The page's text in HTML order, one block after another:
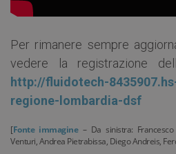
Per rimanere sempre
vedere la registrazione
http://fluidotech-
regione-lombardia-dsf
[Fonte immagine– Da sinistra: Francesco
Venturi, Andrea Pietrabissa, Diego Andreis,